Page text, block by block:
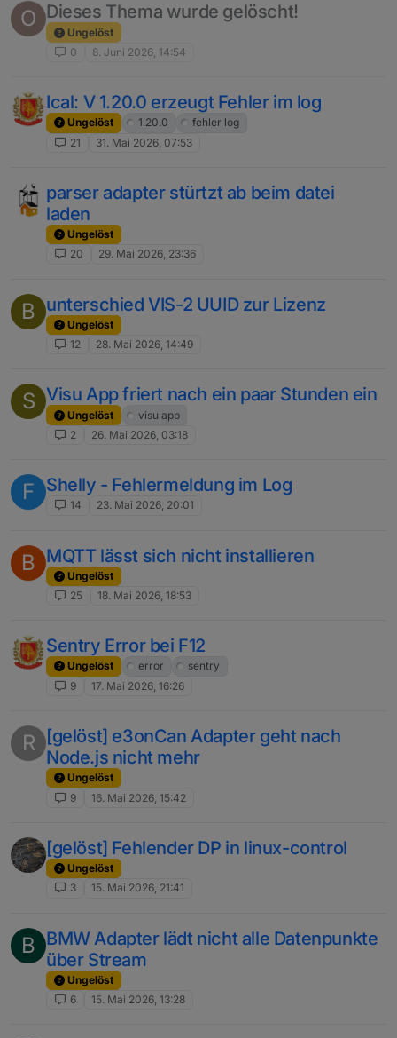
O Dieses Thema wurde gelöscht!
Ungelöst
0
8. Juni 2026, 14:54
Ical: V 1.20.0 erzeugt Fehler im log
Ungelöst 1.20.0
fehler log
21
31. Mai 2026, 07:53
parser adapter stürtzt ab beim datei
laden
Ungelöst
20
29. Mai 2026, 23:36
B unterschied VIS-2 UUID zur Lizenz
Ungelöst
12
28. Mai 2026, 14:49
S Visu App friert nach ein paar Stunden ein
Ungelöst
visu app
2
26. Mai 2026, 03:18
F Shelly - Fehlermeldung im Log
14 23. Mai 2026, 20:01
B MQTT lässt sich nicht installieren
Ungelöst
25
18. Mai 2026, 18:53
Sentry Error bei F12
Ungelöst error
sentry
9
17. Mai 2026, 16:26
R
[gelöst] e3onCan Adapter geht nach
Node.js nicht mehr
Ungelöst
9
16. Mai 2026, 15:42
[gelöst] Fehlender DP in linux-control
Ungelöst
3
15. Mai 2026, 21:41
B BMW Adapter lädt nicht alle Datenpunkte
über Stream
Ungelöst
6
15. Mai 2026, 13:28